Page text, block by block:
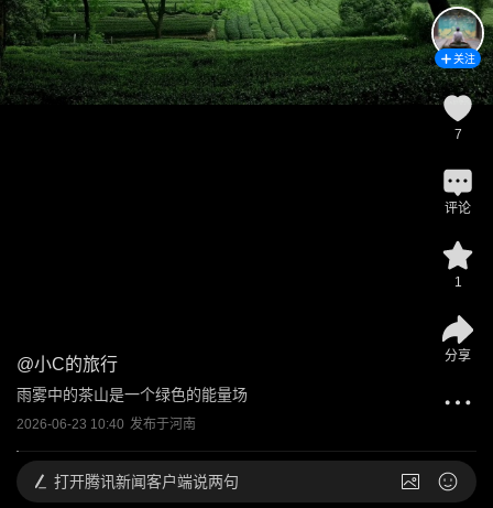
@小C的旅行
雨雾中的茶山是一个绿色的能量场
2026-06-23 10:40 发布于河南
关注
7
评论
1
分享
打开腾讯新闻客户端说两句